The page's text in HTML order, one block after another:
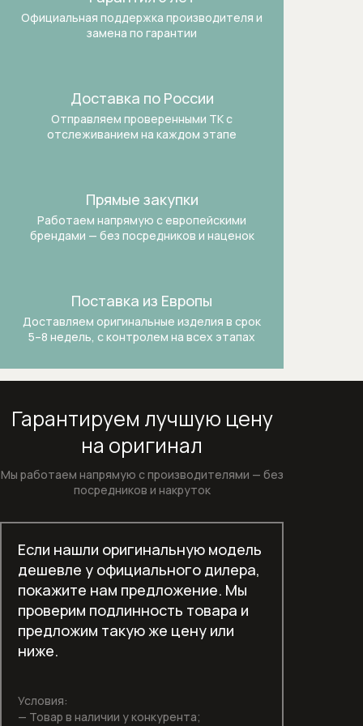
Термостаты
Аксессуары и бытовая химия
сушильным машинам
Безмешковые пылесосы
Варочные панели
Встраиваемые зерновые
кофемашины
Встраиваемые микроволновые печи
Встраиваемые морозильники
Встраиваемые морозильники
Встраиваемые посудомоечные
машины шириной 60 см
Встраиваемые холодильники
морозильники
Официальная поддержка производителя и
замена по гарантии
Доставка по России
Отправляем проверенными ТКс
отслеживанием на каждом этапе
Прямые закупки
Работаем напрямую с европейскими
брендами — без посредников и наценок
Поставка из Европы
Доставляем оригинальные изделия в срок
5–8 недель, с контролем на всех этапах
Гарантируем лучшую цену
на оригинал
Мы работаем напрямую с производителями — без
посредников и накруток
Если нашли оригинальную модель
дешевле у официального дилера,
покажите нам предложение. Мы
проверим подлинность товара и
предложим такую же цену или
ниже.
Условия:
— Товар в наличии у конкурента;